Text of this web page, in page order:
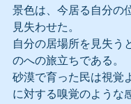
景色は、今居る自分の
見失わせた。
自分の居場所を見失う
のへの旅立ちである。
砂漠で育った民は視覚
に対する嗅覚のような